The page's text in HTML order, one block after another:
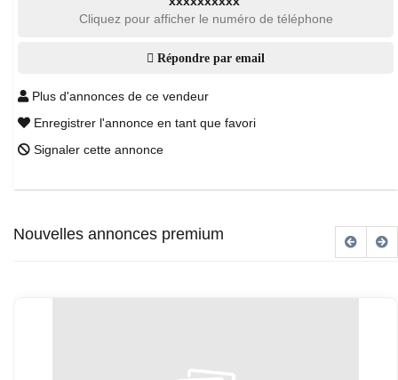
Cliquez pour afficher le numéro de téléphone
Répondre par email
Plus d'annonces de ce vendeur
Enregistrer l'annonce en tant que favori
Signaler cette annonce
Nouvelles annonces premium